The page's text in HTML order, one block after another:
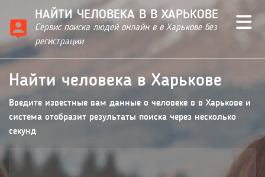
НАЙТИ ЧЕЛОВЕКА В В ХАРЬКОВЕ
Сервис поиска людей онлайн в в Харькове без
регистрации
Найти человека в Харькове
Введите известные вам данные о человеке в в Харькове и
система отобразит результаты поиска через несколько
секунд